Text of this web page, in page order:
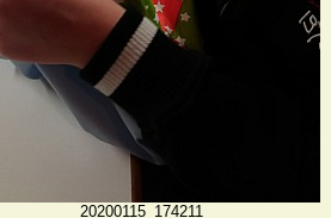
20200115_174211